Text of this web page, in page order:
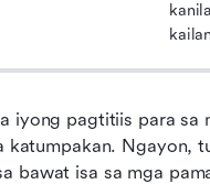
iyong pagtitiis para sa
katumpakan. Ngayon,
bawat isa sa mga